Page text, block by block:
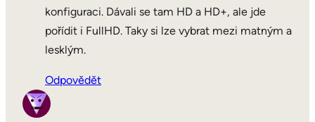
konfiguraci. Dávali se tam HD a HD+, ale jde
pořídit i FullHD. Taky si lze vybrat mezi matným a
lesklým.
Odpovědět